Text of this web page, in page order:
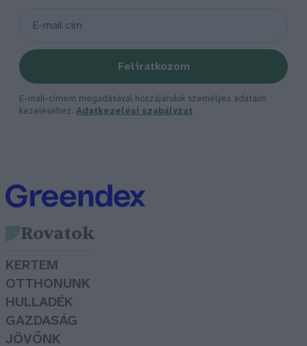
Feliratkozom
E-mail-címem megadásával hozzájárulok személyes adataim
kezeléséhez. Adatkezelési szabályzat
Rovatok
KERTEM
OTTHONUNK
HULLADÉK
GAZDASÁG
JÖVŐNK